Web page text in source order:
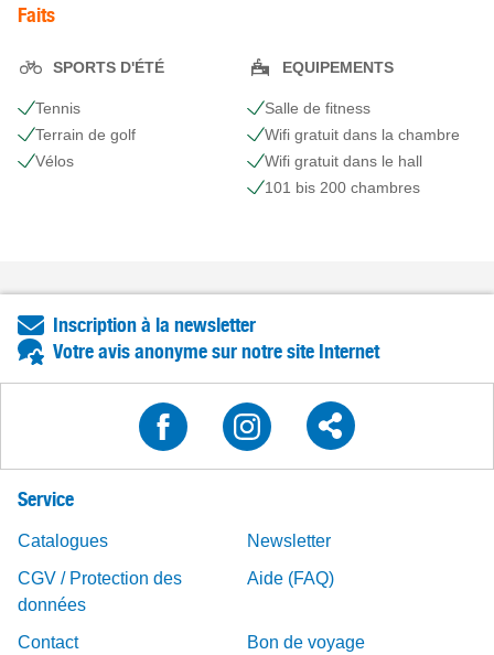
Faits
SPORTS D'ÉTÉ
Tennis
Terrain de golf
Vélos
EQUIPEMENTS
Salle de fitness
Wifi gratuit dans la chambre
Wifi gratuit dans le hall
101 bis 200 chambres
Inscription à la newsletter
Votre avis anonyme sur notre site Internet
Service
Catalogues
Newsletter
CGV / Protection des
données
Aide (FAQ)
Contact
Bon de voyage